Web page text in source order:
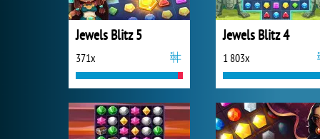
Jewels Blitz 5
371x
Jewels Blitz 4
1 803x